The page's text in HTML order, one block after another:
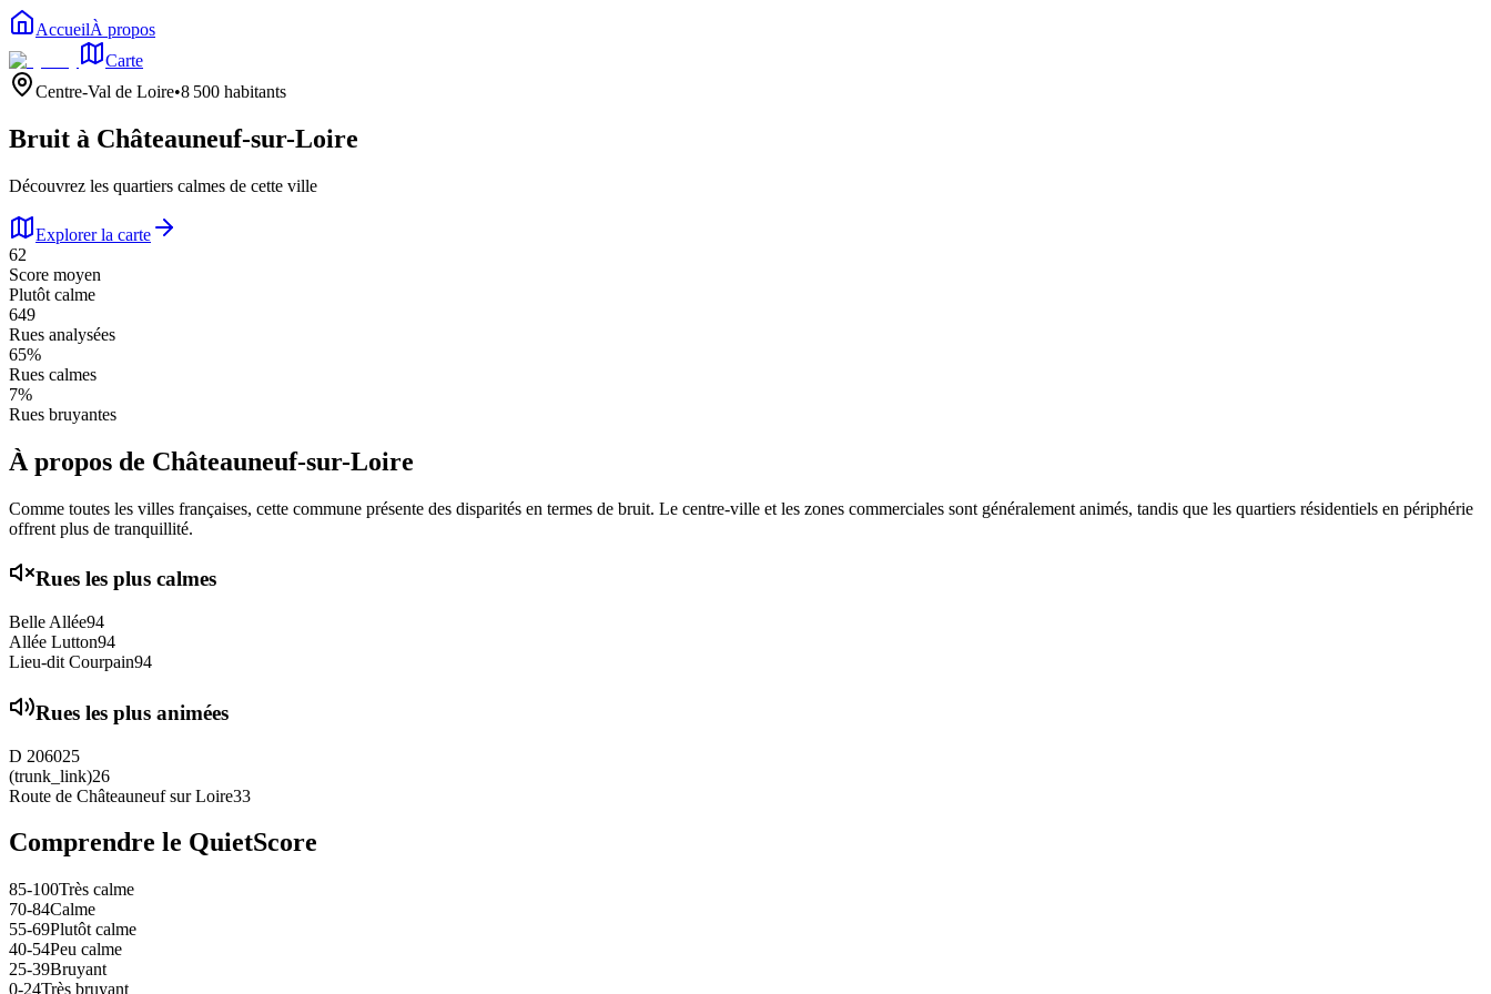
AccueilÀ propos
Carte
Centre-Val de Loire•8 500 habitants
Bruit à Châteauneuf-sur-Loire
Découvrez les quartiers calmes de cette ville
Explorer la carte
62
Score moyen
Plutôt calme
649
Rues analysées
65%
Rues calmes
7%
Rues bruyantes
À propos de Châteauneuf-sur-Loire
Comme toutes les villes françaises, cette commune présente des disparités en termes de bruit. Le centre-ville et les zones commerciales sont généralement animés, tandis que les quartiers résidentiels en périphérie
offrent plus de tranquillité.
Rues les plus calmes
Belle Allée94
Allée Lutton94
Lieu-dit Courpain94
Rues les plus animées
D 206025
(trunk_link)26
Route de Châteauneuf sur Loire33
Comprendre le QuietScore
85-100Très calme
70-84Calme
55-69Plutôt calme
40-54Peu calme
25-39Bruyant
0-24Très bruyant